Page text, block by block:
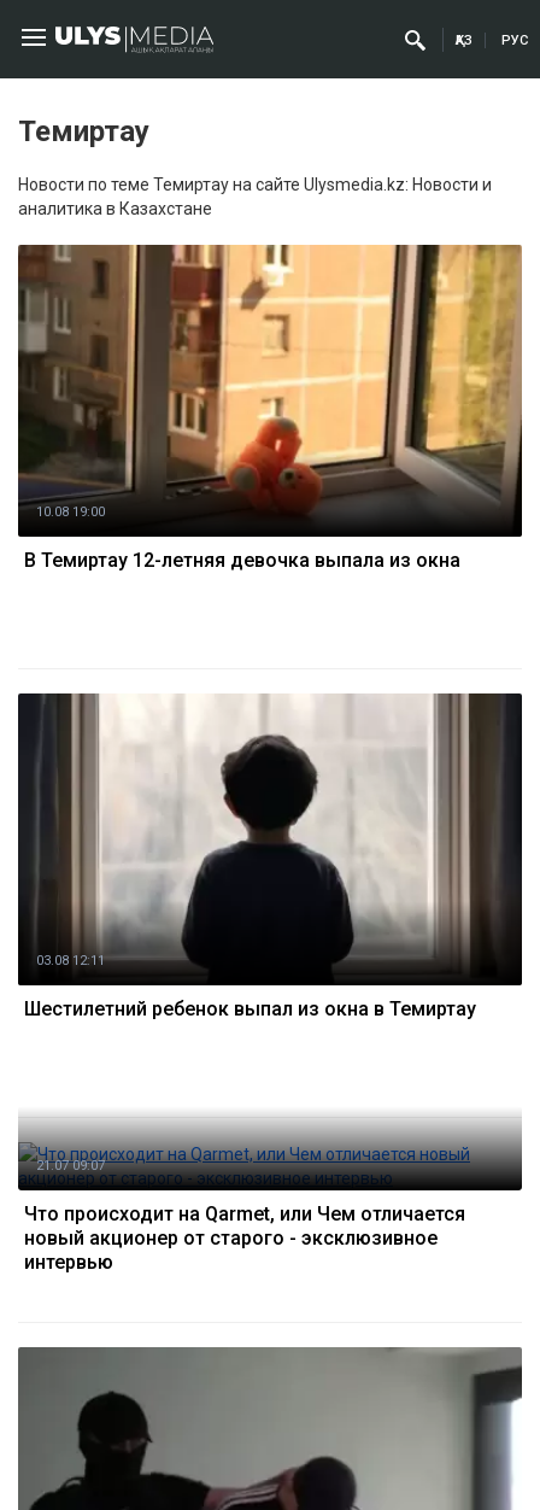
ҚАЗ РУС
Темиртау
Новости по теме Темиртау на сайте Ulysmedia.kz: Новости и
аналитика в Казахстане
10.08 19:00
В Темиртау 12-летняя девочка выпала из окна
03.08 12:11
Шестилетний ребенок выпал из окна в Темиртау
21.07 09:07
Что происходит на Qarmet, или Чем отличается
новый акционер от старого - эксклюзивное
интервью